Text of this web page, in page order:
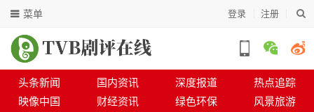
登录 注册
菜单
头条新闻 国内资讯 深度报道
热点追踪
映像中国
财经资讯 绿色环保
风景旅游